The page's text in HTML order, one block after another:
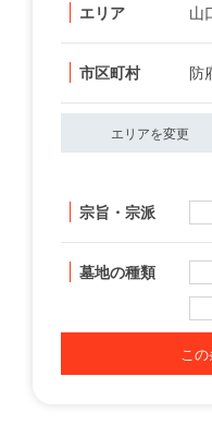
エリア 山
市区町村 防
エリアを変更
宗旨・宗派
墓地の種類
こ